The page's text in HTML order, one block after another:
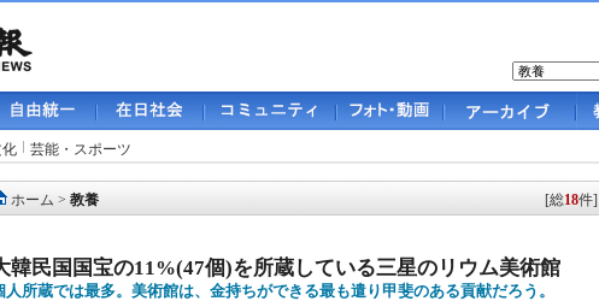
芸能・スポーツ
ホーム > 教養 [総18件]
韓民国国宝の11%(47個)を所蔵している三星のリウム美術館
人所蔵では最多。美術館は、金持ちができる最も遣り甲斐のある貢献だろう。